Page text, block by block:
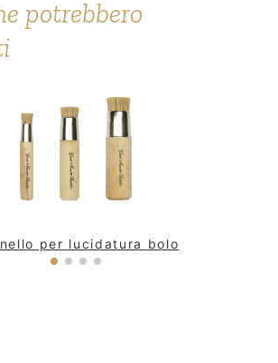
potrebbero
per lucidatura bolo